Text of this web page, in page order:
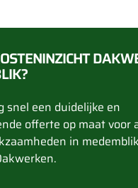
snel een duidelijke en
offerte op maat voor
in